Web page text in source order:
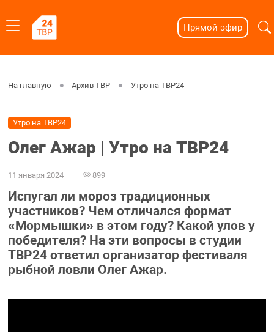
Прямой эфир
На главную Архив ТВР Утро на ТВР24
Утро на ТВР24
Олег Ажар | Утро на ТВР24
11 января 2024 899
Испугал ли мороз традиционных
участников? Чем отличался формат
«Мормышки» в этом году? Какой улов у
победителя? На эти вопросы в студии
ТВР24 ответил организатор фестиваля
рыбной ловли Олег Ажар.